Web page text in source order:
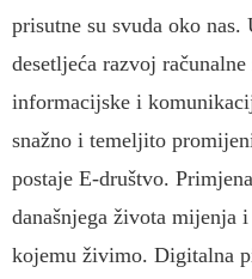
prisutne su svuda oko
desetljeća razvoj
informacijske i
snažno i temeljito
postaje E-društvo.
današnjega života mijenja
kojemu živimo. Digitalna